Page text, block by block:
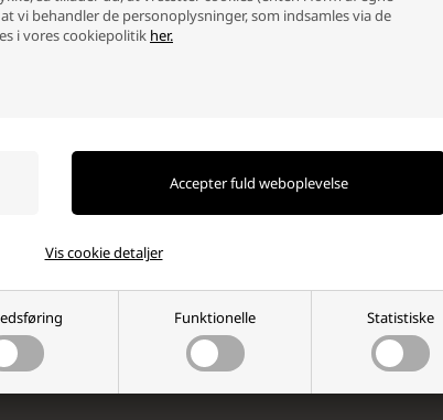
vi behandler de personoplysninger, som indsamles via de
i vores cookiepolitik her.
Funktionelle Statistiske
Vis cookie detaljer
Ja tak, jeg ønsker at modtage nyhedsbreve og
Læs